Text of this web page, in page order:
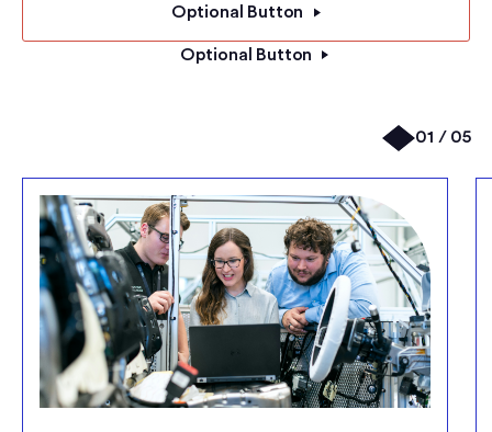
Optional Button
Optional Button
01 / 05